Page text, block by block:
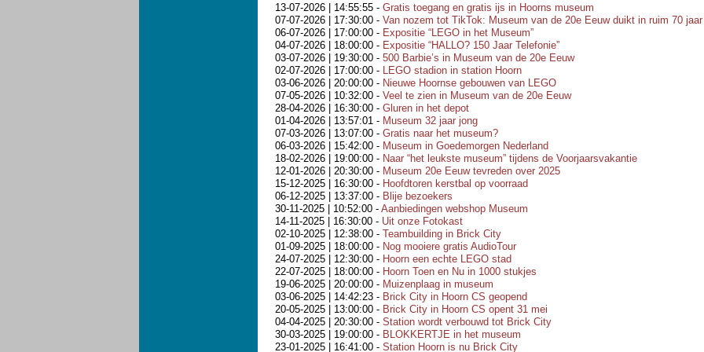
13-07-2026 | 14:55:55 - Gratis toegang en gratis ijs in Hoorns museum
07-07-2026 | 17:30:00 - Van nozem tot TikTok: Museum van de 20e Eeuw duikt in ruim 70
06-07-2026 | 17:00:00 - Expositie “LEGO in het Museum”
04-07-2026 | 18:00:00 - Expositie “HALLO? 150 Jaar Telefonie”
03-07-2026 | 19:30:00 - 500 Barbie’s in Museum van de 20e Eeuw
02-07-2026 | 17:00:00 -
LEGO stadion in station Hoorn
03-06-2026 | 20:00:00 - Nieuwe Hoornse gebouwen van LEGO
07-05-2026 | 10:32:00 - Veel te zien in Museum van de 20e Eeuw
28-04-2026 | 16:30:00 - Gluren in het depot
01-04-2026 | 13:57:01 - Museum 32 jaar jong
07-03-2026 | 13:07:00 - Gratis naar het museum?
06-03-2026 | 15:42:00 - Museum in Goedemorgen Nederland
18-02-2026 | 19:00:00 - Naar “het leukste museum” tijdens de Voorjaarsvakantie
12-01-2026 | 20:30:00 - Museum 20e Eeuw tevreden over 2025
15-12-2025 | 16:30:00 - Hoofdtoren kerstbal op voorraad
06-12-2025 | 13:37:00 - Blije bezoekers
30-11-2025 | 10:52:00 - Aanbiedingen webshop Museum
14-11-2025 | 16:30:00 - Uit onze Fotokast
02-10-2025 | 12:38:00 - Teambuilding in Brick City
01-09-2025 | 18:00:00 - Nog mooiere gratis AudioTour
24-07-2025 | 12:30:00 - Hoorn een echte LEGO stad
22-07-2025 | 18:00:00 - Hoorn Toen en Nu in 1000 stukjes
19-06-2025 | 20:00:00 - Muizenplaag in museum
03-06-2025 | 14:42:23 - Brick City in Hoorn CS geopend
20-05-2025 | 13:00:00 - Brick City in Hoorn CS opent 31 mei
04-04-2025 | 20:30:00 - Station wordt verbouwd tot Brick City
30-03-2025 | 19:00:00 - BLOKKERTJE in het museum
23-01-2025 | 16:41:00 - Station Hoorn is nu Brick City